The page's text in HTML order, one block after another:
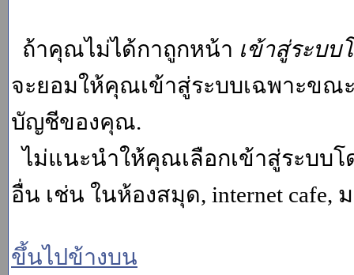
ถ้าคุณไม่ได้กาถูกหน้า เข้าสู่ระบ
จะยอมให้คุณเข้าสู่ระบบเฉพาะขณ
บัญชีของคุณ.
ไม่แนะนำให้คุณเลือกเข้าสู่ระบบ
อื่น เช่น ในห้องสมุด, internet cafe,
ขึ้นไปข้างบน